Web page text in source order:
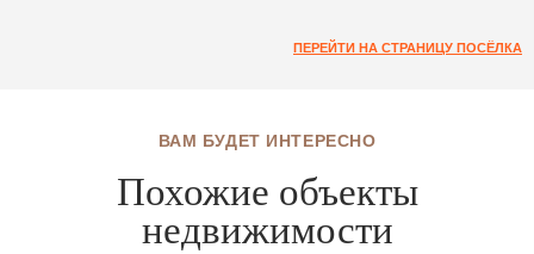
ПЕРЕЙТИ НА СТРАНИЦУ ПОСЁЛКА
ВАМ БУДЕТ ИНТЕРЕСНО
Похожие объекты
недвижимости